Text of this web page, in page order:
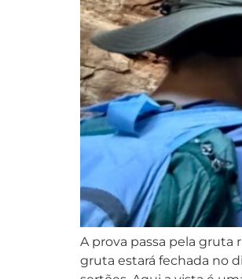
A prova passa pela gruta
gruta estará fechada no